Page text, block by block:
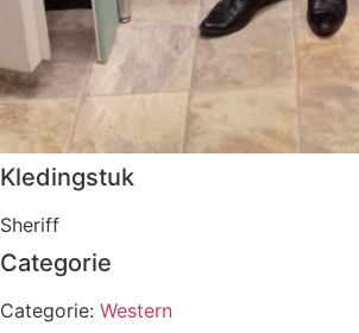
Kledingstuk
Sheriff
Categorie
Categorie: Western